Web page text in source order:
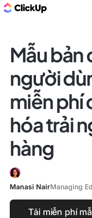
Mẫu bản
người
miễn phí
hóa trải
hàng
Manasi NairManaging
Tải miễn phí